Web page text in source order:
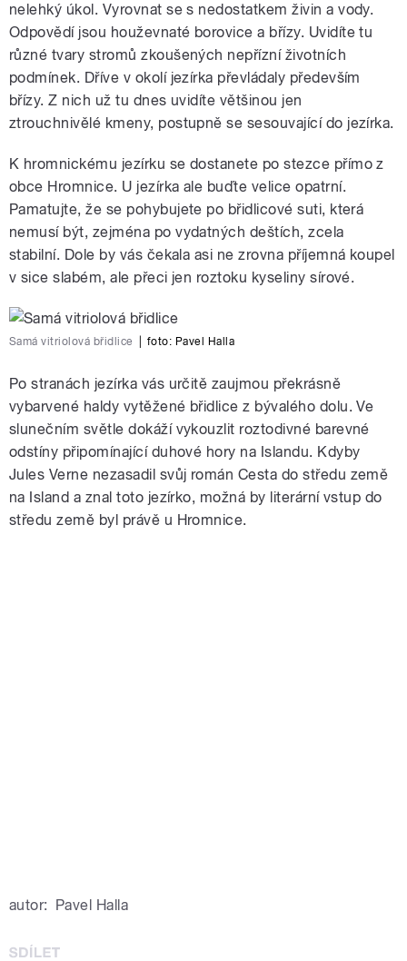
nelehký úkol. Vyrovnat se s nedostatkem živin a vody.
Odpovědí jsou houževnaté borovice a břízy. Uvidíte tu
různé tvary stromů zkoušených nepřízní životních
podmínek. Dříve v okolí jezírka převládaly především
břízy. Z nich už tu dnes uvidíte většinou jen
ztrouchnivělé kmeny, postupně se sesouvající do jezírka.
K hromnickému jezírku se dostanete po stezce přímo z
obce Hromnice. U jezírka ale buďte velice opatrní.
Pamatujte, že se pohybujete po břidlicové suti, která
nemusí být, zejména po vydatných deštích, zcela
stabilní. Dole by vás čekala asi ne zrovna příjemná koupel
v sice slabém, ale přeci jen roztoku kyseliny sírové.
Samá vitriolová břidlice foto: Pavel Halla
Po stranách jezírka vás určitě zaujmou překrásně
vybarvené haldy vytěžené břidlice z bývalého dolu. Ve
slunečním světle dokáží vykouzlit roztodivné barevné
odstíny připomínající duhové hory na Islandu. Kdyby
Jules Verne nezasadil svůj román Cesta do středu země
na Island a znal toto jezírko, možná by literární vstup do
středu země byl právě u Hromnice.
autor: Pavel Halla